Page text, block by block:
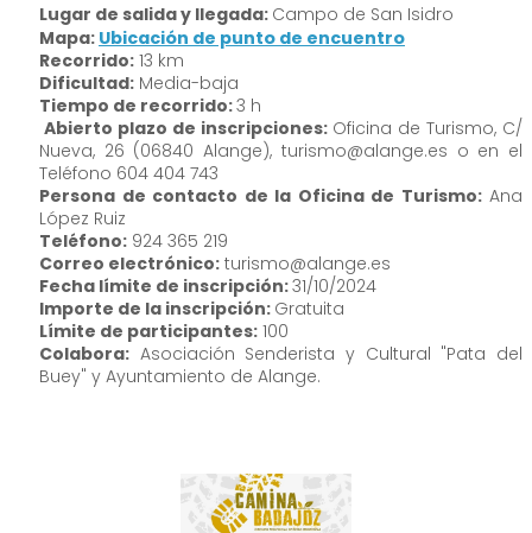
Lugar de salida y llegada: Campo de San Isidro
Mapa: Ubicación de punto de encuentro
Recorrido: 13 km
Dificultad: Media-baja
Tiempo de recorrido:3 h
Abierto plazo de inscripciones:Oficina de Turismo, C/
Nueva, 26 (06840 Alange), turismo@alange.es o en el
Teléfono 604 404 743
Persona de contacto de la Oficina de Turismo:Ana
López Ruiz
Teléfono: 924 365 219
Correo electrónico: turismo@alange.es
Fecha límite de inscripción:31/10/2024
Importe de la inscripción: Gratuita
Límite de participantes: 100
Colabora: Asociación Senderista y Cultural "Pata del
Buey" y Ayuntamiento de Alange.